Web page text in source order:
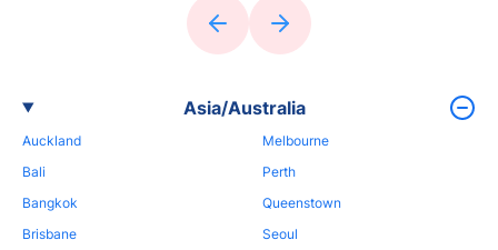
Asia/Australia
Auckland
Bali
Bangkok
Brisbane
Melbourne
Perth
Queenstown
Seoul